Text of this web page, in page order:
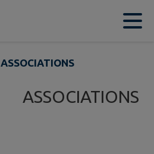
ASSOCIATIONS
ASSOCIATIONS